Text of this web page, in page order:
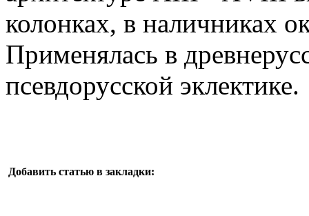
колонках, в наличниках
Применялась в
псевдорусской эклектике.
Добавить статью в закладки: